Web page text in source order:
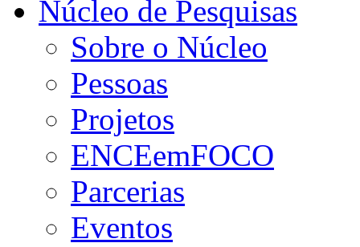
Núcleo de Pesquisas
Sobre o Núcleo
Pessoas
Projetos
ENCEemFOCO
Parcerias
Eventos